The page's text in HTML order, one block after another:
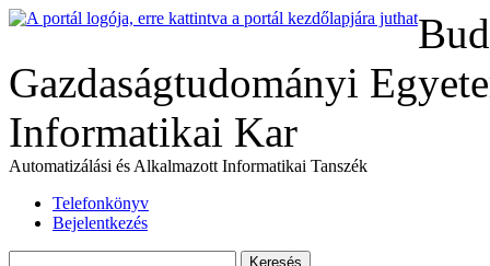
Gazdaságtudományi
Informatikai Kar
Automatizálási és Alkalmazott Informatikai Tanszék
Telefonkönyv
Bejelentkezés